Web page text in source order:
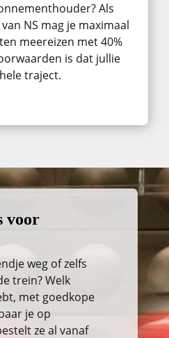
Als
NS mag je maximaal
meereizen met 40%
is dat jullie
traject.
voor
weg of zelfs
trein? Welk
met goedkope
je op
ze al vanaf